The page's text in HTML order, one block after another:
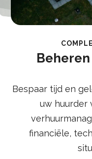
Bespaar tijd en
uw huurder
financiële,